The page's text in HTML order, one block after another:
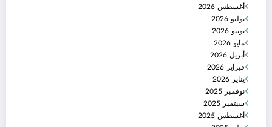
أغسطس 2026
يوليو 2026
يونيو 2026
مايو 2026
أبريل 2026
فبراير 2026
يناير 2026
نوفمبر 2025
سبتمبر 2025
أغسطس 2025